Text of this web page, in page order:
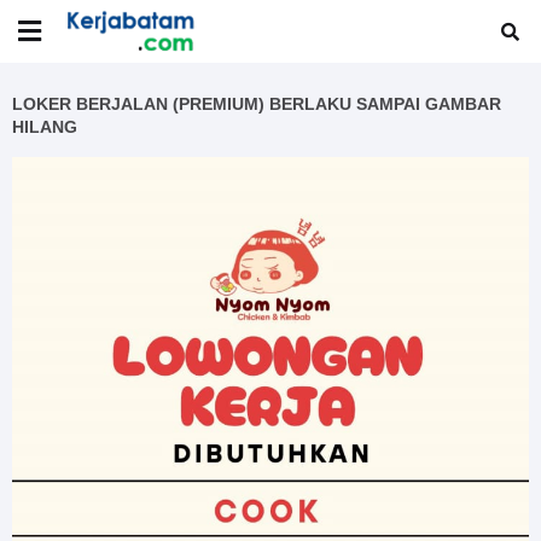
LOKER BERJALAN (PREMIUM) BERLAKU SAMPAI GAMBAR
HILANG